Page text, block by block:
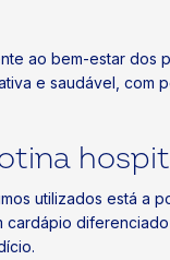
ao bem-estar dos
e saudável, com
utilizados está a